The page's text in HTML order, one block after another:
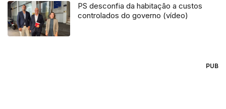
PS desconfia da habitação a custos
controlados do governo (vídeo)
PUB